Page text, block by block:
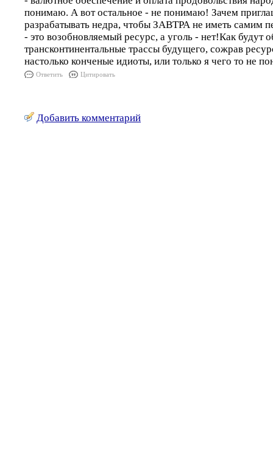
понимаю. А вот остальное - не понимаю! Зачем
разрабатывать недра, чтобы ЗАВТРА не иметь самим
- это возобновляемый ресурс, а уголь - нет!Как будут
трансконтинентальные трассы будущего, сожрав
настолько конченые идиоты, или только я чего то не
Ответить Цитировать
Добавить комментарий